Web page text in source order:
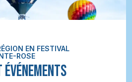
EN FESTIVAL
ROSE
ÉVÉNEMENTS